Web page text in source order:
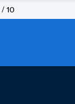
/ 10